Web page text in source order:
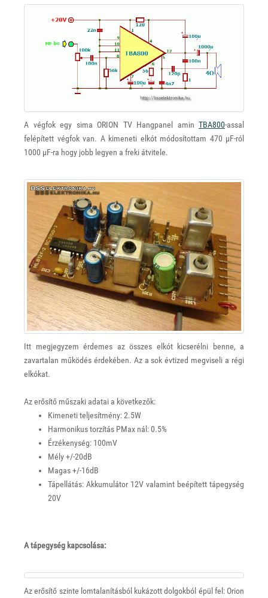
A végfok egy sima ORION TV Hangpanel amin TBA800-assal
felépített végfok van. A kimeneti elkót módosítottam 470 μF-ról
1000 μF-ra hogy jobb legyen a freki átvitele.
Itt megjegyzem érdemes az összes elkót kicserélni benne, a
zavartalan működés érdekében. Az a sok évtized megviseli a régi
elkókat.
Az erősítő műszaki adatai a következők:
Kimeneti teljesítmény: 2.5W
Harmonikus torzítás PMax nál: 0.5%
Érzékenység: 100mV
Mély +/-20dB
Magas +/-16dB
Tápellátás: Akkumulátor 12V valamint beépített tápegység
20V
A tápegység kapcsolása:
Az erősítő szinte lomtalanításból kukázott dolgokból épül fel: Orion